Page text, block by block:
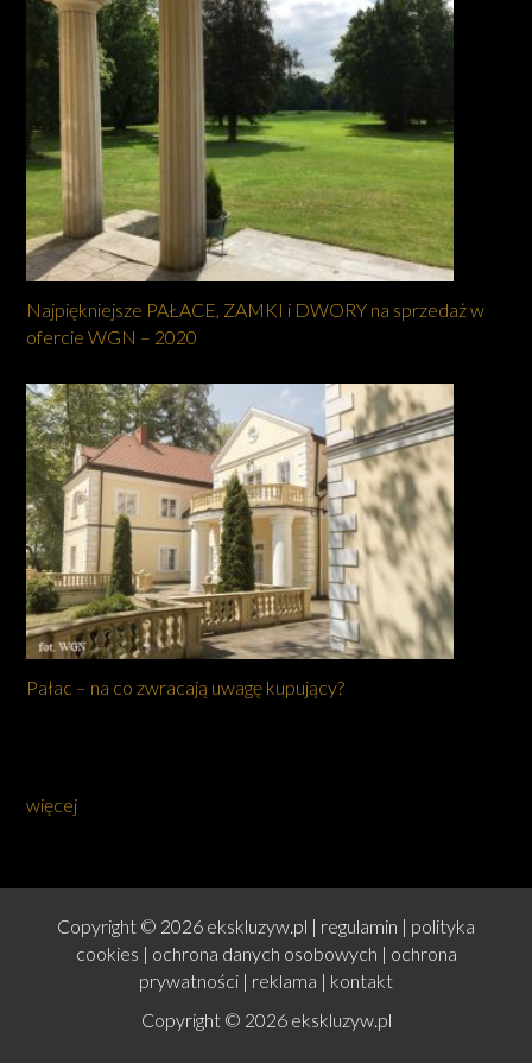
Najpiękniejsze PAŁACE, ZAMKI i DWORY na sprzedaż w
ofercie WGN – 2020
Pałac – na co zwracają uwagę kupujący?
więcej
Copyright © 2026 ekskluzyw.pl | regulamin | polityka
cookies | ochrona danych osobowych | ochrona
prywatności | reklama | kontakt
Copyright © 2026 ekskluzyw.pl